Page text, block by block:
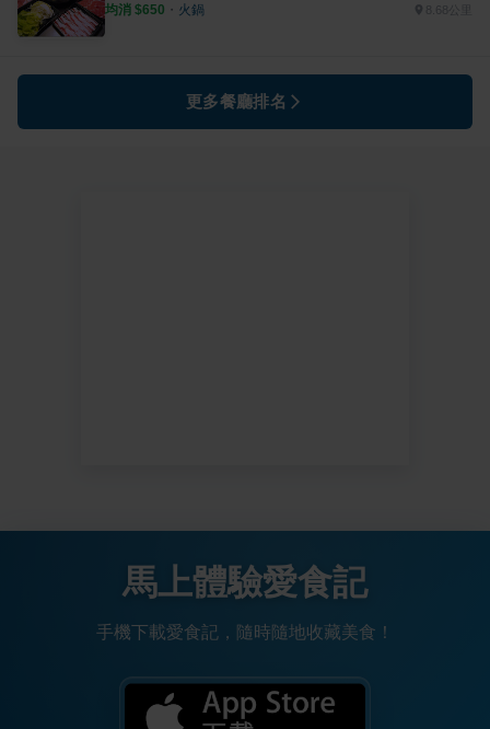
均消 $650 ・ 火鍋
更多餐廳排名
馬上體驗愛食記
手機下載愛食記，隨時隨地收藏美食！